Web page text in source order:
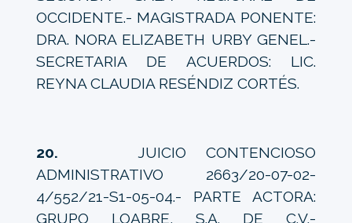
OCCIDENTE.- MAGISTRADA PONENTE:
DRA. NORA ELIZABETH URBY GENEL.-
SECRETARIA DE ACUERDOS: LIC.
REYNA CLAUDIA RESÉNDIZ CORTÉS.
20. JUICIO CONTENCIOSO
ADMINISTRATIVO 2663/20-07-02-
4/552/21-S1-05-04.- PARTE ACTORA:
GRUPO LOABRE, S.A. DE C.V.-